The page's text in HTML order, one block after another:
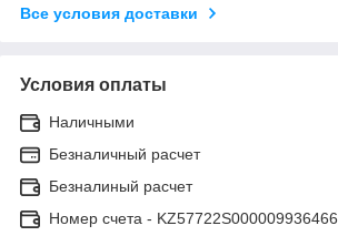
Все условия доставки
Условия оплаты
Наличными
Безналичный расчет
Безналиный расчет
Номер счета - KZ57722S000009936466